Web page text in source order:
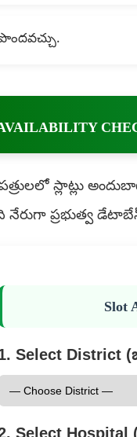
స్లాట్లు
ప్రభుత్వ డేటాబేస్
Slot
Select District
Select Hospital